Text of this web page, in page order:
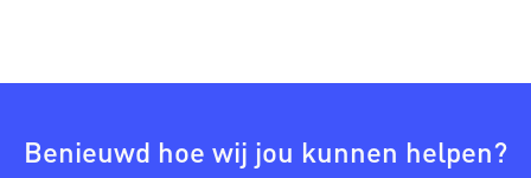
Benieuwd hoe wij jou kunnen helpen?